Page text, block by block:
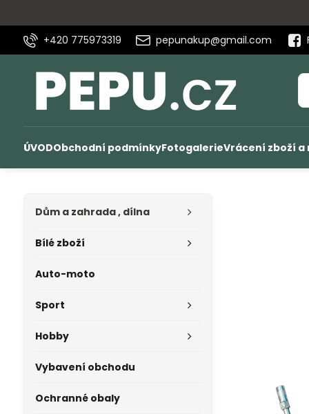
+420 775973319 pepunakup@gmail.com
ÚVODObchodní podmínkyFotogalerieVrácení zboží
Dům a zahrada , dílna
Bílé zboží
Auto-moto
Sport
Hobby
Vybavení obchodu
Ochranné obaly